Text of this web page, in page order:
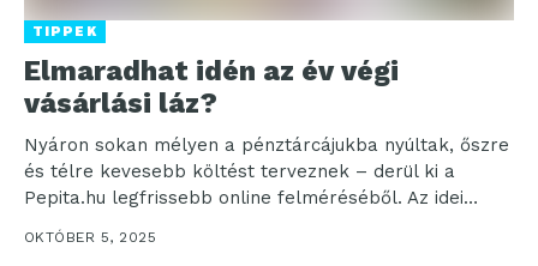
TIPPEK
Elmaradhat idén az év végi
vásárlási láz?
Nyáron sokan mélyen a pénztárcájukba nyúltak, őszre
és télre kevesebb költést terveznek – derül ki a
Pepita.hu legfrissebb online felméréséből. Az idei
nyáron...
OKTÓBER 5, 2025